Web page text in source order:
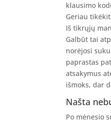
klausimo
Geriau
Iš tikrųjų
Galbūt tai
norėjosi
paprastas
atsakymus
išmoks, dar
Našta
Po mėnesio